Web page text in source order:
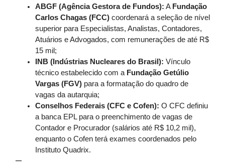
ABGF (Agência Gestora de Fundos): A Fundação
Carlos Chagas (FCC) coordenará a seleção de nível
superior para Especialistas, Analistas, Contadores,
Atuários e Advogados, com remunerações de até R$
15 mil;
INB (Indústrias Nucleares do Brasil): Vínculo
técnico estabelecido com a Fundação Getúlio
Vargas (FGV) para a formatação do quadro de
vagas da autarquia;
Conselhos Federais (CFC e Cofen): O CFC definiu
a banca EPL para o preenchimento de vagas de
Contador e Procurador (salários até R$ 10,2 mil),
enquanto o Cofen terá exames coordenados pelo
Instituto Quadrix.
—